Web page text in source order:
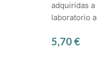
adquiridas
laboratorio
5,70 €